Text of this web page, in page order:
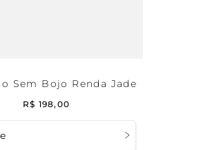
Sem Bojo Renda Jade
R$ 198,00